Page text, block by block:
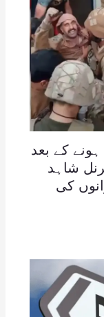
کے بعد
شاہد
کی